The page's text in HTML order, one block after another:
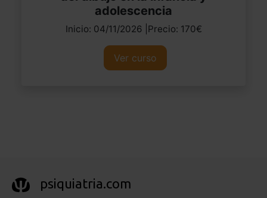
adolescencia
Inicio: 04/11/2026 |Precio: 170€
Ver curso
psiquiatria.com